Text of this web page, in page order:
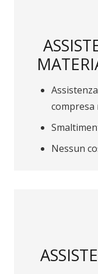
compresa
Nessun